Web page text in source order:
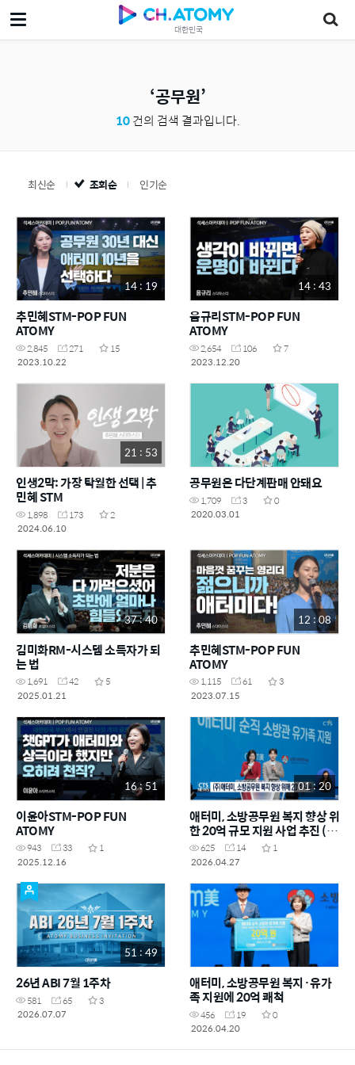
대한민국
공무원
10건의 검색 결과입니다.
최신순 조회순 인기순
14 : 19
추민혜STM-POP FUN
ATOMY
2,845 271
15
2023.10.22
14 : 43
음규리STM-POP FUN
ATOMY
2,654 106
7
2023.12.20
21 : 53
인생2막: 가장 탁월한 선택 | 추
민혜 STM
1,898 173
2
2024.06.10
공무원은 다단계판매 안돼요
1,709 3
0
2020.03.01
37 : 40
김미화RM-시스템 소득자가 되
는 법
1,691 42
5
2025.01.21
12 : 08
추민혜STM-POP FUN
ATOMY
1,115 61
3
2023.07.15
16 : 51
이윤아STM-POP FUN
ATOMY
943 33
1
2025.12.16
01 : 20
애터미, 소방공무원 복지 향상 위
한 20억 규모 지원 사업 추진 (정
다은)ㅣCTS뉴스
625 14
1
2026.04.27
51 : 49
26년 ABI 7월 1주차
581 65
3
2026.07.07
애터미, 소방공무원 복지·유가
족 지원에 20억 쾌척
456 19
0
2026.04.20